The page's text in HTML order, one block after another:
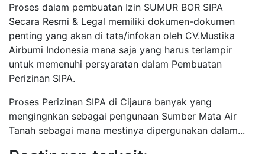
Proses dalam pembuatan Izin SUMUR BOR SIPA
Secara Resmi & Legal memiliki dokumen-dokumen
penting yang akan di tata/infokan oleh CV.Mustika
Airbumi Indonesia mana saja yang harus terlampir
untuk memenuhi persyaratan dalam Pembuatan
Perizinan SIPA.
Proses Perizinan SIPA di Cijaura banyak yang
mengingnkan sebagai pengunaan Sumber Mata Air
Tanah sebagai mana mestinya dipergunakan dalam...